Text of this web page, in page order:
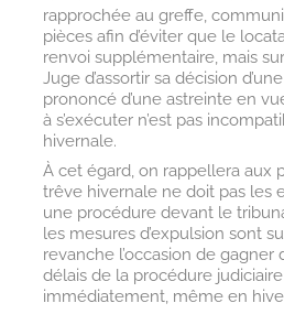
rapprochée au greffe,
pièces afin d’éviter que le
renvoi supplémentaire, mais
Juge d’assortir sa décision
prononcé d’une astreinte en
à s’exécuter n’est pas
hivernale.
À cet égard, on rappellera aux
trêve hivernale ne doit pas les
une procédure devant le
les mesures d’expulsion sont
revanche l’occasion de gagner
délais de la procédure
immédiatement, même en